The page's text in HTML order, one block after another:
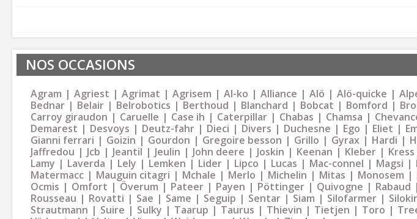
NOS OCCASIONS
Agram Agriest Agrimat Agrisem Al-ko Alliance Alö Alö-quicke
Bednar
Belair Belrobotics Berthoud Blanchard Bobcat Bomford
Carroy giraudon
Caruelle Case ih Caterpillar Chabas Chamsa
Demarest
Desvoys Deutz-fahr Dieci Divers Duchesne Ego Eliet
Gianni ferrari
Goizin Gourdon Gregoire besson Grillo Gyrax Hardi
Jaffredou
Jcb Jeantil Jeulin John deere Joskin Keenan Kleber Kress
Lamy
Laverda Lely Lemken Lider Lipco Lucas Mac-connel Magsi
Matermacc
Mauguin citagri Mchale Merlo Michelin Mitas Monosem
Ocmis
Omfort Överum Pateer Payen Pöttinger Quivogne Rabaud
Rousseau
Rovatti Sae Same Seguip Sentar Siam Silofarmer
Strautmann
Suire Sulky Taarup Taurus Thievin Tietjen Toro